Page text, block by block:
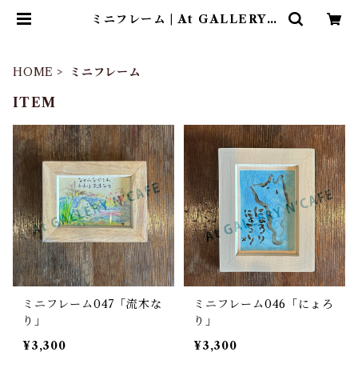
ミニフレーム | At GALLERY
HOME ミニフレーム
ITEM
ミニフレーム047「流木な
り」
¥3,300
ミニフレーム046「にょろ
り」
¥3,300